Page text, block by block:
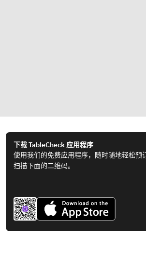
下载 TableCheck 应用程序
使用我们的免费应用程序，随时随地轻松预
扫描下面的二维码。